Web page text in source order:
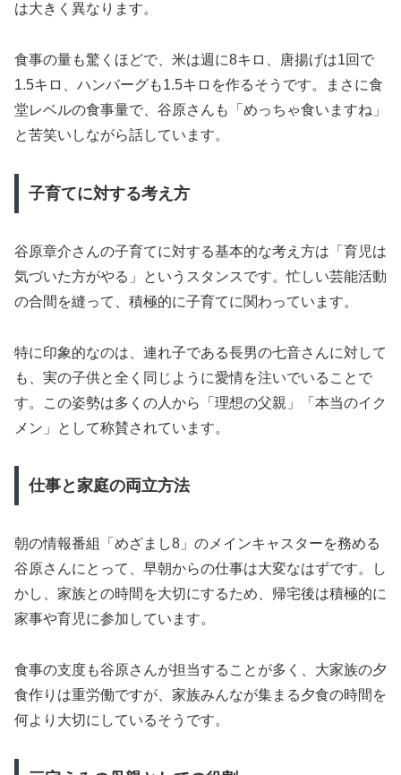
は大きく異なります。
食事の量も驚くほどで、米は週に8キロ、唐揚げは1回で
1.5キロ、ハンバーグも1.5キロを作るそうです。まさに食
堂レベルの食事量で、谷原さんも「めっちゃ食いますね」
と苦笑いしながら話しています。
子育てに対する考え方
谷原章介さんの子育てに対する基本的な考え方は「育児は
気づいた方がやる」というスタンスです。忙しい芸能活動
の合間を縫って、積極的に子育てに関わっています。
特に印象的なのは、連れ子である長男の七音さんに対して
も、実の子供と全く同じように愛情を注いでいることで
す。この姿勢は多くの人から「理想の父親」「本当のイク
メン」として称賛されています。
仕事と家庭の両立方法
朝の情報番組「めざまし8」のメインキャスターを務める
谷原さんにとって、早朝からの仕事は大変なはずです。し
かし、家族との時間を大切にするため、帰宅後は積極的に
家事や育児に参加しています。
食事の支度も谷原さんが担当することが多く、大家族の夕
食作りは重労働ですが、家族みんなが集まる夕食の時間を
何より大切にしているそうです。